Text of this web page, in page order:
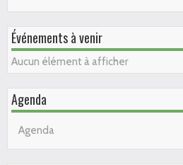
Événements à venir
Aucun élément à afficher
Agenda
Agenda